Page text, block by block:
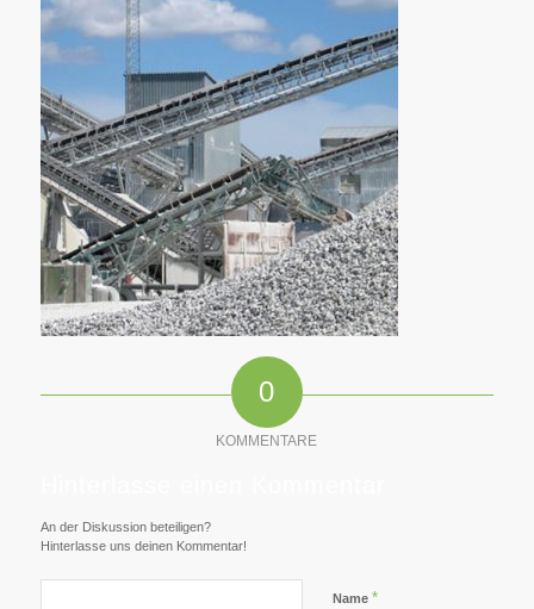
0
KOMMENTARE
An der Diskussion beteiligen?
Hinterlasse uns deinen Kommentar!
Name *